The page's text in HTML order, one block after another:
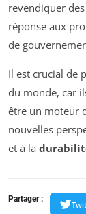
revendiquer
réponse aux
de
Il est crucial de
du monde, car
être un moteur
nouvelles
et à la
Partager :